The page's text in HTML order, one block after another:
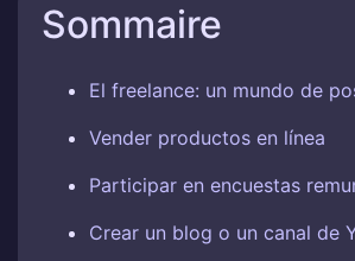
Sommaire
El freelance: un mundo de
Vender productos en línea
Participar en encuestas
Crear un blog o un canal de